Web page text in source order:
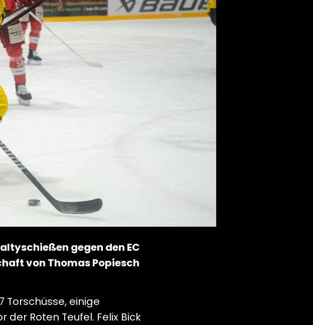
gegen den EC
von Thomas Popiesch
Torschüsse, einige
Roten Teufel. Felix Bick